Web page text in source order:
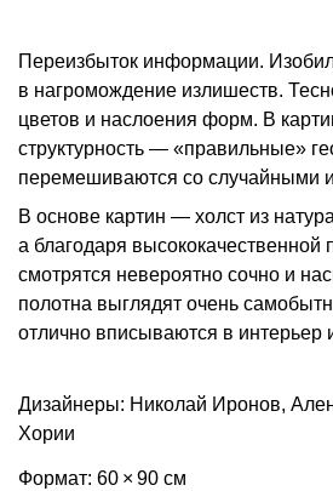
Переизбыток информации.
в нагромождение излишеств.
цветов и наслоения форм. В
структурность — «правильные»
перемешиваются со случайными
В основе картин — холст из
а благодаря высококачественной
смотрятся невероятно сочно и
полотна выглядят очень
отлично вписываются в интерьер
Дизайнеры: Николай Иронов,
Хории
Формат: 60 × 90 см